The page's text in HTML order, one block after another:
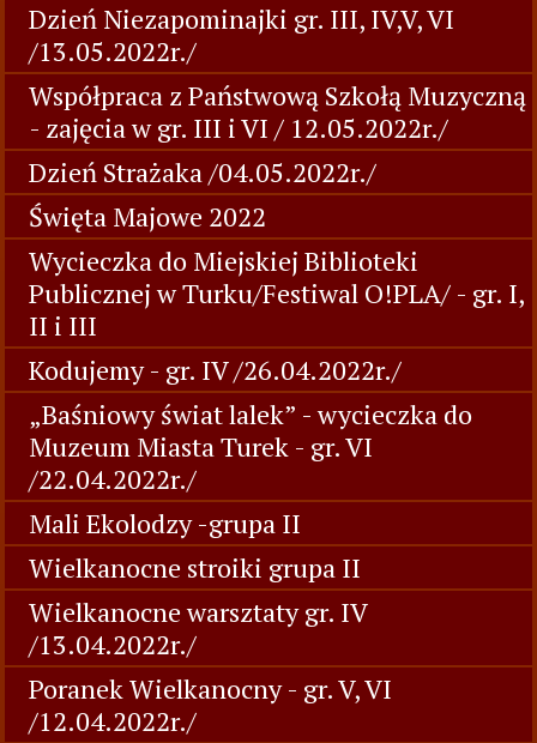
Dzień Niezapominajki gr. III, IV,V, VI
/13.05.2022r./
Współpraca z Państwową Szkołą Muzyczną
- zajęcia w gr. III i VI / 12.05.2022r./
Dzień Strażaka /04.05.2022r./
Święta Majowe 2022
Wycieczka do Miejskiej Biblioteki
Publicznej w Turku/Festiwal O!PLA/ - gr. I,
II i III
Kodujemy - gr. IV /26.04.2022r./
„Baśniowy świat lalek” - wycieczka do
Muzeum Miasta Turek - gr. VI
/22.04.2022r./
Mali Ekolodzy -grupa II
Wielkanocne stroiki grupa II
Wielkanocne warsztaty gr. IV
/13.04.2022r./
Poranek Wielkanocny - gr. V, VI
/12.04.2022r./